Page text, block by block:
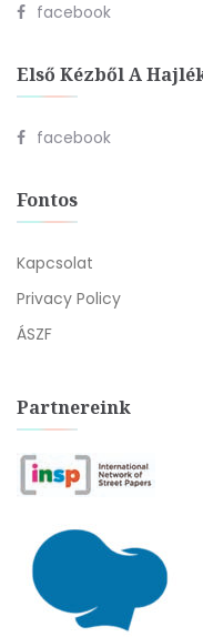
facebook
Első Kézből A
facebook
Fontos
Kapcsolat
Privacy Policy
ÁSZF
Partnereink